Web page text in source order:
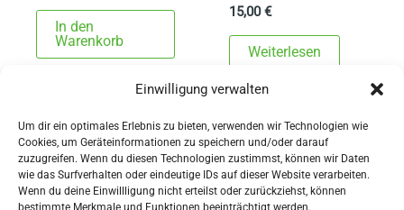
Einwilligung verwalten
Um dir ein optimales Erlebnis zu bieten, verwenden wir Technologien wie
Cookies, um Geräteinformationen zu speichern und/oder darauf
zuzugreifen. Wenn du diesen Technologien zustimmst, können wir Daten
wie das Surfverhalten oder eindeutige IDs auf dieser Website verarbeiten.
Wenn du deine Einwillligung nicht erteilst oder zurückziehst, können
bestimmte Merkmale und Funktionen beeinträchtigt werden.
In den
Warenkorb
15,00€
Weiterlesen
AGBs